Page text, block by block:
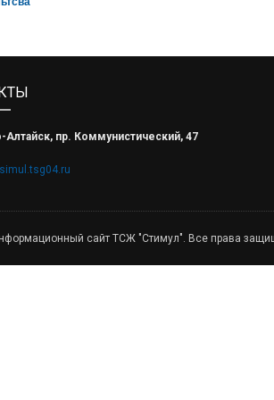
Алтайск, пр. Коммунистический, 47
сайт ТСЖ "Стимул". Все права